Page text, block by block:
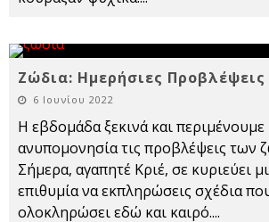
Ζώδια: Ημερήσιες
6 Ιουνίου 2022
Η εβδομάδα ξεκινά και περιμένουμε
ανυπομονησία τις προβλέψεις των
Σήμερα, αγαπητέ Κριέ, σε κυριεύει
επιθυμία να εκπληρώσεις σχέδια
ολοκληρώσει εδώ και καιρό....